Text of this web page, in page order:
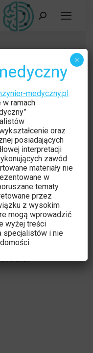
Szukaj:
Share
on
LinkedIn
2026
medyczny.pl
w ramach
oraz
posiadających
interpretacji
zawód
materiały nie
w
tematy
przez
z wysokim
mogą wprowadzić
wyżej treści
specjalistów i nie
×